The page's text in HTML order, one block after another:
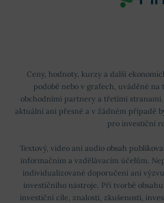
Ceny, hodnoty, kurzy a další
podobě nebo v grafech, uváděné
obchodními partnery a třetími
aktuální ani přesné a v žádném případě
pro investiční
Textový, video ani audio obsah
informačním a vzdělávacím účelům.
individualizované doporučení ani
investičního nástroje. Při tvorbě
investiční cíle, znalosti, zkušenosti,